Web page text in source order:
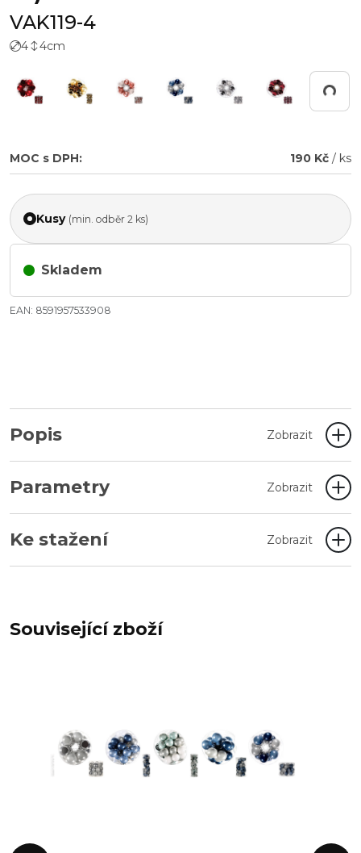
VAK119-4
4 4cm
Pracuji...
MOC s DPH: 190 Kč / ks
Kusy (min. odběr 2 ks)
Skladem
EAN: 8591957533908
Popis Zobrazit
Parametry Zobrazit
Ke stažení Zobrazit
Související zboží